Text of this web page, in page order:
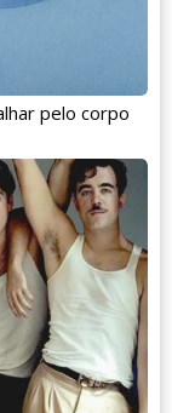
pelo corpo